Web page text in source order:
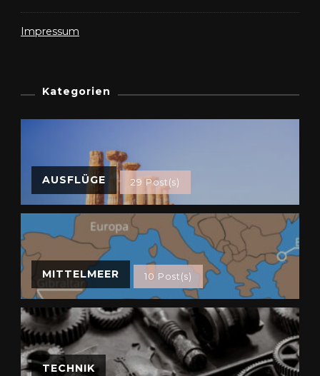
Impressum
Kategorien
AUSFLÜGE 29 Post(s)
MITTELMEER 10 Post(s)
TECHNIK